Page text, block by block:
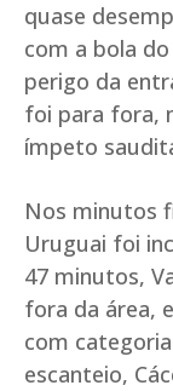
quase
com a bola
perigo da
foi para fora,
ímpeto
Nos minutos
Uruguai foi
47 minutos,
fora da área,
com
escanteio,